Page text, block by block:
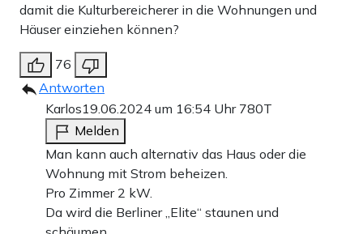
damit die Kulturbereicherer in die Wohnungen und
Häuser einziehen können?
76
Antworten
Karlos19.06.2024 um 16:54 Uhr 780T
Melden
Man kann auch alternativ das Haus oder die
Wohnung mit Strom beheizen.
Pro Zimmer 2 kW.
Da wird die Berliner „Elite“ staunen und